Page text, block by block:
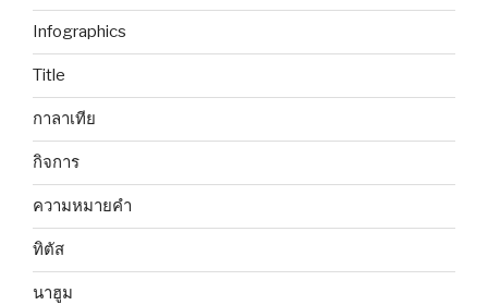
Infographics
Title
กาลาเทีย
กิจการ
ความหมายคำ
ทิตัส
นาฮูม